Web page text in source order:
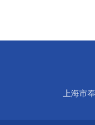
上海市